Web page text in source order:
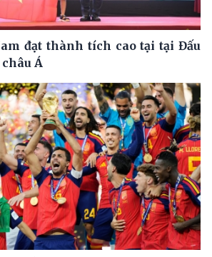
đạt thành tích cao tại tại Đấu
Á